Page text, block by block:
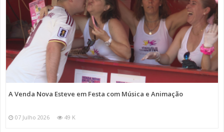
A Venda Nova Esteve em Festa com Música e Animação
07 Julho 2026 49 K